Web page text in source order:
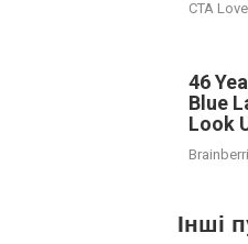
CTA Love
46
Blue
Look
Інші